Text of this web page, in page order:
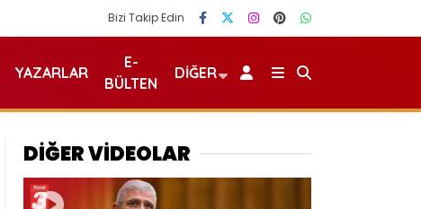
Bizi Takip Edin
YAZARLAR
E-
BÜLTEN
DIĞER
DİĞER VİDEOLAR